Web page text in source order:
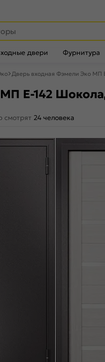
двери Фурнитура
Дверь входная Фэмели Эко МП
E-142
смотрят 24 человека